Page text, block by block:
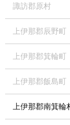
諏訪郡原村
上伊那郡辰野町
上伊那郡箕輪町
上伊那郡飯島町
上伊那郡南箕輪